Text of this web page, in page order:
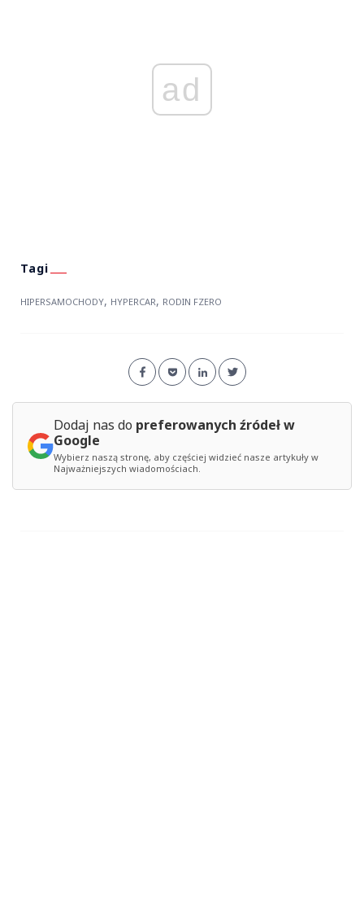
ad
HIPERSAMOCHODY, HYPERCAR, RODIN FZERO
Dodaj nas do preferowanych źródeł w
Google
Wybierz naszą stronę, aby częściej widzieć nasze artykuły w
Najważniejszych wiadomościach.